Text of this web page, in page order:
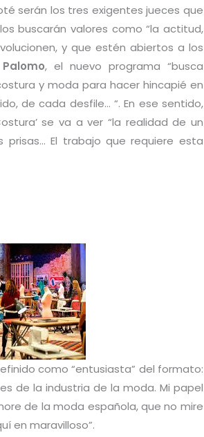
serán los tres exigentes jueces que
buscarán valores como “la actitud,
y que estén abiertos a los
Palomo, el nuevo programa “busca
y moda para hacer hincapié en
de cada desfile… “. En ese sentido,
se va a ver “la realidad de un
prisas… El trabajo que requiere esta
como “entusiasta” del formato:
de la industria de la moda. Mi papel
de la moda española, que no mire
en maravilloso”.